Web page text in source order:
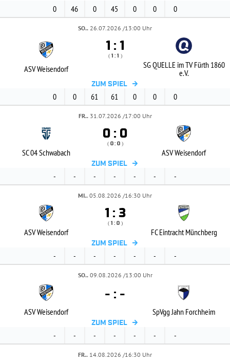
0 46 0 45 0 0 0
SO.. 26.07.2026 /13:00 Uhr
ASV Weisendorf
 : 
(  :  )
SG QUELLE im TV Fürth 1860
e.V.
ZUM SPIEL
0 0 61 61 0 0 0
FR.. 31.07.2026 /17:00 Uhr
SC 04 Schwabach
 : 
( :  )
ASV Weisendorf
ZUM SPIEL
- - - - - - -
MI.. 05.08.2026 /16:30 Uhr
ASV Weisendorf
 : 
(  :  )
FC Eintracht Münchberg
ZUM SPIEL
- - - - - - -
SO.. 09.08.2026 /13:00 Uhr
ASV Weisendorf
- : -
SpVgg Jahn Forchheim
ZUM SPIEL
- - - - - - -
FR.. 14.08.2026 /16:30 Uhr